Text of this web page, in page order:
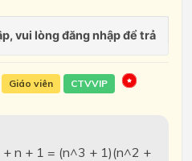
Giáo viên CTVVIP
n + 1 = (n^3 + 1)(n^2 +